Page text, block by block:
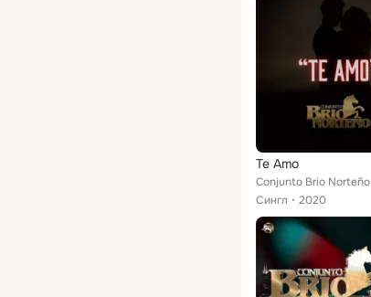
Te Amo
Conjunto Brio Norteño
Сингл
2020